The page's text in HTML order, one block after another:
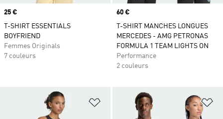
Prix
25 €
T-SHIRT ESSENTIALS
BOYFRIEND
Femmes Originals
7 couleurs
Prix
60 €
T-SHIRT MANCHES LONGUES
MERCEDES - AMG PETRONAS
FORMULA 1 TEAM LIGHTS ON
Performance
2 couleurs
Ajouter à la Liste de produits